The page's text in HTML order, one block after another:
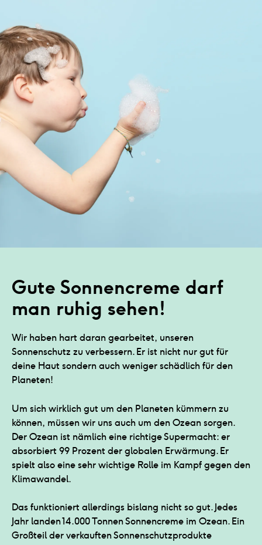
Gute Sonnencreme darf
man ruhig sehen!
Wir haben hart daran gearbeitet, unseren
Sonnenschutz zu verbessern. Er ist nicht nur gut für
deine Haut sondern auch weniger schädlich für den
Planeten!
Um sich wirklich gut um den Planeten kümmern zu
können, müssen wir uns auch um den Ozean sorgen.
Der Ozean ist nämlich eine richtige Supermacht: er
absorbiert 99 Prozent der globalen Erwärmung. Er
spielt also eine sehr wichtige Rolle im Kampf gegen den
Klimawandel.
Das funktioniert allerdings bislang nicht so gut. Jedes
Jahr landen 14.000 Tonnen Sonnencreme im Ozean. Ein
Großteil der verkauften Sonnenschutzprodukte